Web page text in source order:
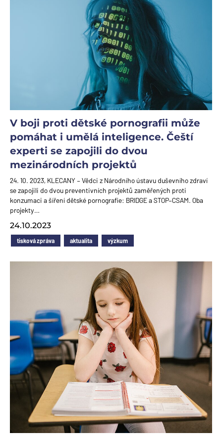
V boji proti dětské pornografii může
pomáhat i umělá inteligence. Čeští
experti se zapojili do dvou
mezinárodních projektů
24. 10. 2023, KLECANY – Vědci z Národního ústavu duševního zdraví
se zapojili do dvou preventivních projektů zaměřených proti
konzumaci a šíření dětské pornografie: BRIDGE a STOP–CSAM. Oba
projekty…
24.10.2023
tisková zpráva aktualita výzkum